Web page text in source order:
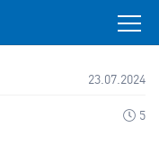
23.07.2024
5